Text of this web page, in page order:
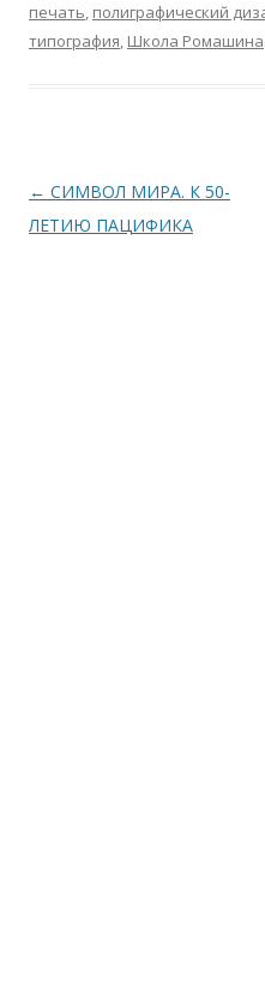
печать, полиграфический
типография, Школа Ромашина
Навигация
по
← СИМВОЛ МИРА. К 50-
ЛЕТИЮ ПАЦИФИКА